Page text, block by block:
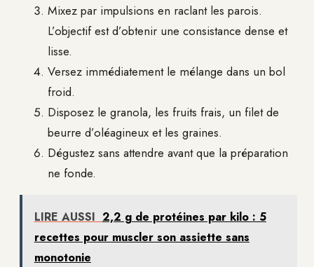
Mixez par impulsions en raclant les parois.
L’objectif est d’obtenir une consistance dense et
lisse.
Versez immédiatement le mélange dans un bol
froid.
Disposez le granola, les fruits frais, un filet de
beurre d’oléagineux et les graines.
Dégustez sans attendre avant que la préparation
ne fonde.
LIRE AUSSI 2,2 g de protéines par kilo : 5
recettes pour muscler son assiette sans
monotonie